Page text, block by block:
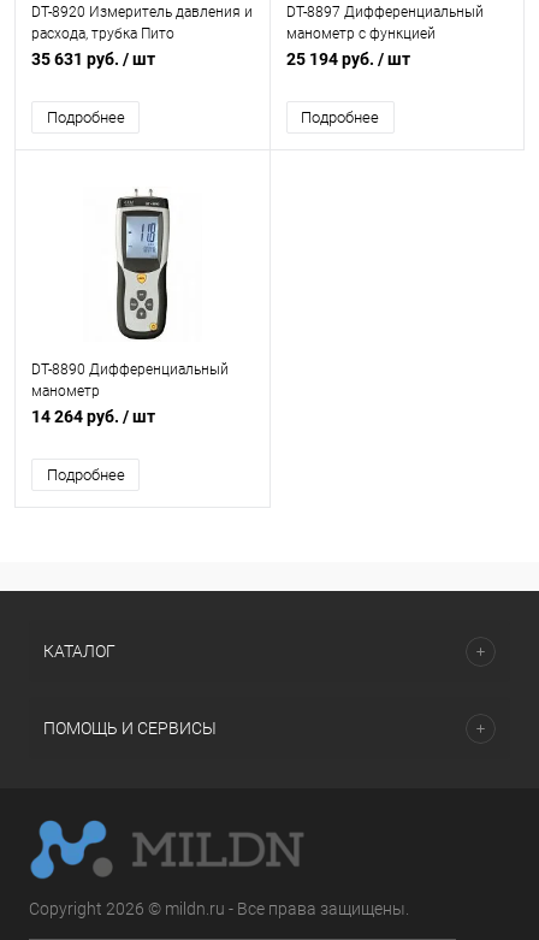
DT-8920 Измеритель давления и
расхода, трубка Пито
35 631 руб. / шт
Подробнее
DT-8897 Дифференциальный
манометр с функцией
анемометра
25 194 руб. / шт
Подробнее
DT-8890 Дифференциальный
манометр
14 264 руб. / шт
Подробнее
КАТАЛОГ
ПОМОЩЬ И СЕРВИСЫ
Copyright 2026 © mildn.ru - Все права защищены.